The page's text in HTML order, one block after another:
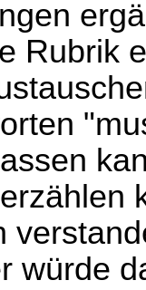
Rubrik
würde